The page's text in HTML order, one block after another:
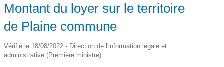
Montant du loyer sur le territoire
de Plaine commune
Vérifié le 18/08/2022 - Direction de l'information légale et
administrative (Première ministre)